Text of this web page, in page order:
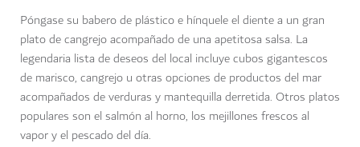
Póngase su babero de plástico e hínquele el diente a un gran
plato de cangrejo acompañado de una apetitosa salsa. La
legendaria lista de deseos del local incluye cubos gigantescos
de marisco, cangrejo u otras opciones de productos del mar
acompañados de verduras y mantequilla derretida. Otros platos
populares son el salmón al horno, los mejillones frescos al
vapor y el pescado del día.